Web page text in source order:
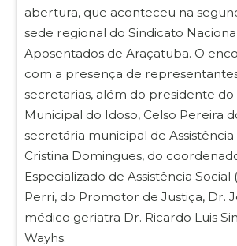
abertura, que aconteceu na
sede regional do Sindicato
Aposentados de Araçatuba. O
com a presença de
secretarias, além do presidente do
Municipal do Idoso, Celso Pereira
secretária municipal de Assistência
Cristina Domingues, do
Especializado de Assistência Social
Perri, do Promotor de Justiça, Dr.
médico geriatra Dr. Ricardo Luis
Wayhs.